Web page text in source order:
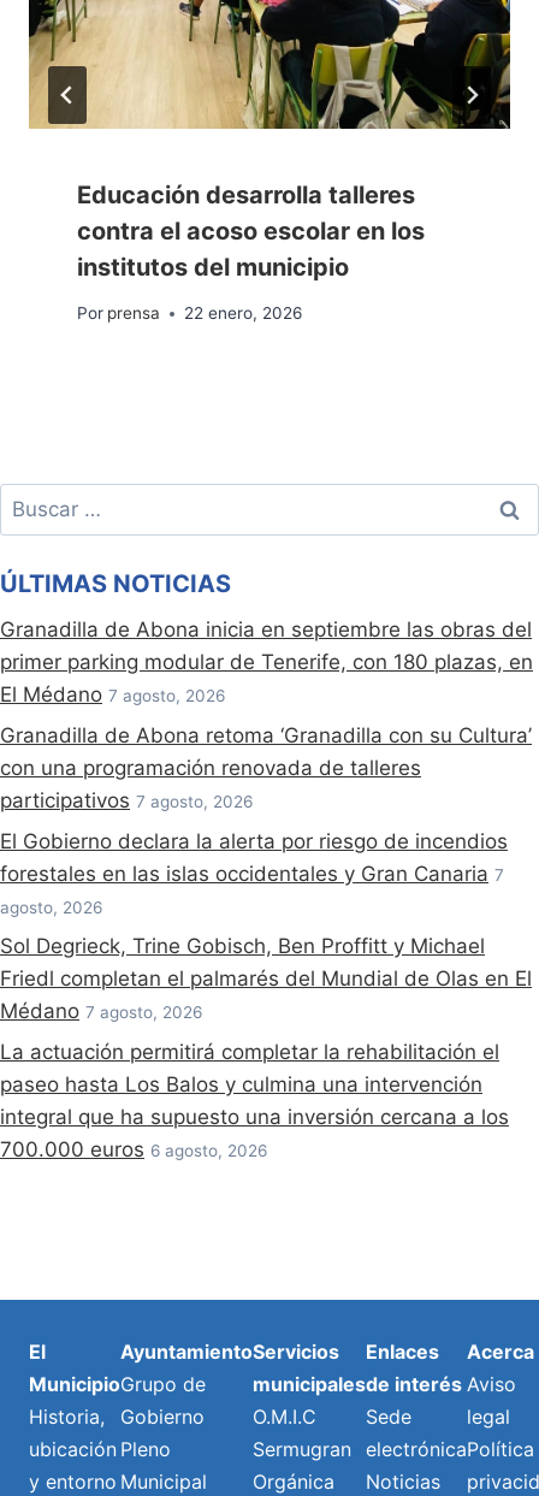
Educación desarrolla talleres
contra el acoso escolar en los
institutos del municipio
Por prensa 22 enero, 2026
Buscar:
ÚLTIMAS NOTICIAS
Granadilla de Abona inicia en septiembre las obras del
primer parking modular de Tenerife, con 180 plazas, en
El Médano 7 agosto, 2026
Granadilla de Abona retoma ‘Granadilla con su Cultura’
con una programación renovada de talleres
participativos 7 agosto, 2026
El Gobierno declara la alerta por riesgo de incendios
forestales en las islas occidentales y Gran Canaria 7
agosto, 2026
Sol Degrieck, Trine Gobisch, Ben Proffitt y Michael
Friedl completan el palmarés del Mundial de Olas en El
Médano 7 agosto, 2026
La actuación permitirá completar la rehabilitación el
paseo hasta Los Balos y culmina una intervención
integral que ha supuesto una inversión cercana a los
700.000 euros 6 agosto, 2026
El
Municipio
Historia,
ubicación
y entorno
Ayuntamiento
Grupo de
Gobierno
Pleno
Municipal
Servicios
municipales
O.M.I.C
Sermugran
Orgánica
Enlaces
de interés
Sede
electrónica
Noticias
Acerca
Aviso
legal
Política